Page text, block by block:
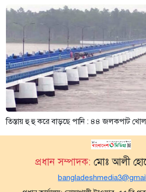
তিস্তায় হু হু করে বাড়ছে পানি : ৪৪ জলকপাট
প্রধান সম্পাদক: মোঃ আলী